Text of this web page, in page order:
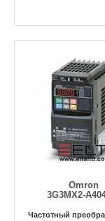
Omron
3G3MX2-
Частотный